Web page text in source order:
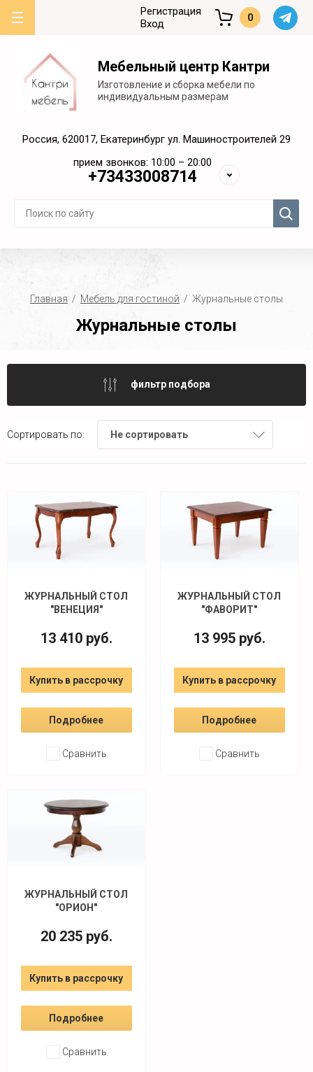
Регистрация
Вход
0
Мебельный центр Кантри
Изготовление и сборка мебели по
индивидуальным размерам
Россия, 620017, Екатеринбург ул. Машиностроителей 29
прием звонков: 10:00 – 20:00
+73433008714
Главная
  /
Мебель для гостиной
  /  Журнальные столы
Журнальные столы
фильтр подбора
Сортировать по: Не сортировать
ЖУРНАЛЬНЫЙ СТОЛ
"ВЕНЕЦИЯ"
13 410руб.
Купить в рассрочку
Подробнее
Сравнить
ЖУРНАЛЬНЫЙ СТОЛ
"ФАВОРИТ"
13 995руб.
Купить в рассрочку
Подробнее
Сравнить
ЖУРНАЛЬНЫЙ СТОЛ
"ОРИОН"
20 235руб.
Купить в рассрочку
Подробнее
Сравнить